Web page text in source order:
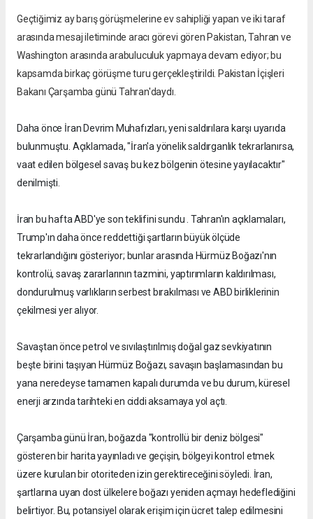
Geçtiğimiz ay barış görüşmelerine ev sahipliği yapan ve iki taraf
arasında mesaj iletiminde aracı görevi gören Pakistan, Tahran ve
Washington arasında arabuluculuk yapmaya devam ediyor; bu
kapsamda birkaç görüşme turu gerçekleştirildi. Pakistan İçişleri
Bakanı Çarşamba günü Tahran'daydı.
Daha önce İran Devrim Muhafızları, yeni saldırılara karşı uyarıda
bulunmuştu. Açıklamada, "İran'a yönelik saldırganlık tekrarlanırsa,
vaat edilen bölgesel savaş bu kez bölgenin ötesine yayılacaktır"
denilmişti.
İran bu hafta ABD'ye son teklifini sundu . Tahran'ın açıklamaları,
Trump'ın daha önce reddettiği şartların büyük ölçüde
tekrarlandığını gösteriyor; bunlar arasında Hürmüz Boğazı'nın
kontrolü, savaş zararlarının tazmini, yaptırımların kaldırılması,
dondurulmuş varlıkların serbest bırakılması ve ABD birliklerinin
çekilmesi yer alıyor.
Savaştan önce petrol ve sıvılaştırılmış doğal gaz sevkiyatının
beşte birini taşıyan Hürmüz Boğazı, savaşın başlamasından bu
yana neredeyse tamamen kapalı durumda ve bu durum, küresel
enerji arzında tarihteki en ciddi aksamaya yol açtı.
Çarşamba günü İran, boğazda "kontrollü bir deniz bölgesi"
gösteren bir harita yayınladı ve geçişin, bölgeyi kontrol etmek
üzere kurulan bir otoriteden izin gerektireceğini söyledi. İran,
şartlarına uyan dost ülkelere boğazı yeniden açmayı hedeflediğini
belirtiyor. Bu, potansiyel olarak erişim için ücret talep edilmesini